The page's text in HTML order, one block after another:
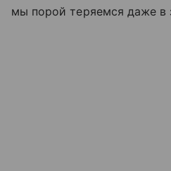
мы порой теряемся даже в